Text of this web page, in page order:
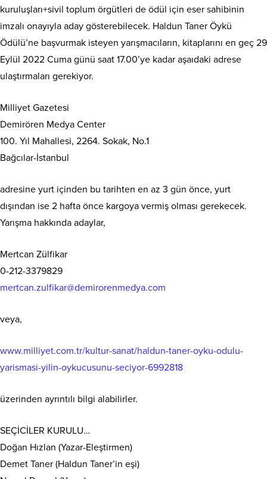
kuruluşları+sivil toplum örgütleri de ödül için eser sahibinin
imzalı onayıyla aday gösterebilecek. Haldun Taner Öykü
Ödülü’ne başvurmak isteyen yarışmacıların, kitaplarını en geç 29
Eylül 2022 Cuma günü saat 17.00’ye kadar aşaıdaki adrese
ulaştırmaları gerekiyor.
Milliyet Gazetesi
Demirören Medya Center
100. Yıl Mahallesi, 2264. Sokak, No.1
Bağcılar-İstanbul
adresine yurt içinden bu tarihten en az 3 gün önce, yurt
dışından ise 2 hafta önce kargoya vermiş olması gerekecek.
Yarışma hakkında adaylar,
Mertcan Zülfikar
0-212-3379829
mertcan.zulfikar@demirorenmedya.com
veya,
www.milliyet.com.tr/kultur-sanat/haldun-taner-oyku-odulu-
yarismasi-yilin-oykucusunu-seciyor-6992818
üzerinden ayrıntılı bilgi alabilirler.
SEÇİCİLER KURULU…
Doğan Hızlan (Yazar-Eleştirmen)
Demet Taner (Haldun Taner’in eşi)